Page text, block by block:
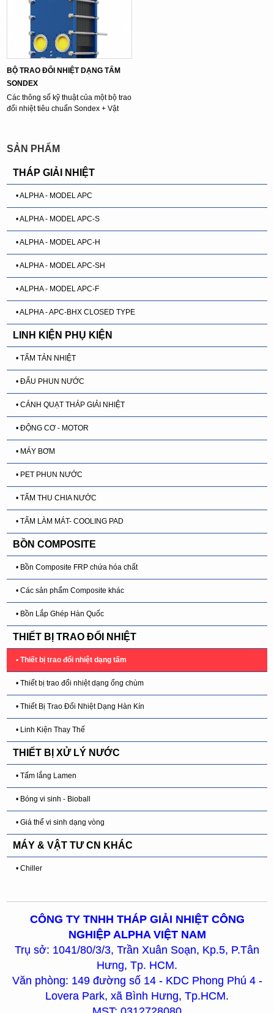
BỘ TRAO ĐỔI NHIỆT DẠNG TẤM
SONDEX
Các thông số kỹ thuật của một bộ trao
đổi nhiệt tiêu chuẩn Sondex + Vật
SẢN PHẨM
THÁP GIẢI NHIỆT
• ALPHA - MODEL APC
• ALPHA - MODEL APC-S
• ALPHA - MODEL APC-H
• ALPHA - MODEL APC-SH
• ALPHA - MODEL APC-F
• ALPHA - APC-BHX CLOSED TYPE
LINH KIỆN PHỤ KIỆN
• TẤM TẢN NHIỆT
• ĐẤU PHUN NƯỚC
• CÁNH QUẠT THÁP GIẢI NHIỆT
• ĐỘNG CƠ - MOTOR
• MÁY BƠM
• PET PHUN NƯỚC
• TẤM THU CHIA NƯỚC
• TẤM LÀM MÁT- COOLING PAD
BỒN COMPOSITE
• Bồn Composite FRP chứa hóa chất
• Các sản phẩm Composite khác
• Bồn Lắp Ghép Hàn Quốc
THIẾT BỊ TRAO ĐỔI NHIỆT
• Thiết bị trao đổi nhiệt dạng tấm
• Thiết bị trao đổi nhiệt dạng ống chùm
• Thiết Bị Trao Đổi Nhiệt Dạng Hàn Kín
• Linh Kiện Thay Thế
THIẾT BỊ XỬ LÝ NƯỚC
• Tấm lắng Lamen
• Bóng vi sinh - Bioball
• Giá thể vi sinh dạng vòng
MÁY & VẬT TƯ CN KHÁC
• Chiller
CÔNG TY TNHH THÁP GIẢI NHIỆT CÔNG
NGHIỆP ALPHA VIỆT NAM
Trụ sở: 1041/80/3/3, Trần Xuân Soạn, Kp.5, P.Tân
Hưng, Tp. HCM.
Văn phòng: 149 đường số 14 - KDC Phong Phú 4 -
Lovera Park, xã Bình Hưng, Tp.HCM.